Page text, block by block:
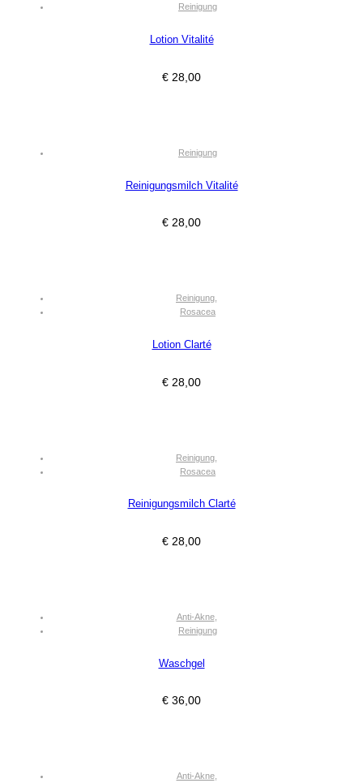
Reinigung
Lotion Vitalité
€ 28,00
Reinigung
Reinigungsmilch Vitalité
€ 28,00
Reinigung
Rosacea
Lotion Clarté
€ 28,00
Reinigung
Rosacea
Reinigungsmilch Clarté
€ 28,00
Anti-Akne,
Reinigung
Waschgel
€ 36,00
Anti-Akne,